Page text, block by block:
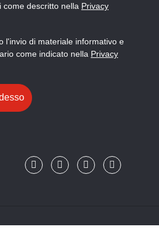
come descritto nella Privacy
l'invio di materiale informativo e
come indicato nella Privacy